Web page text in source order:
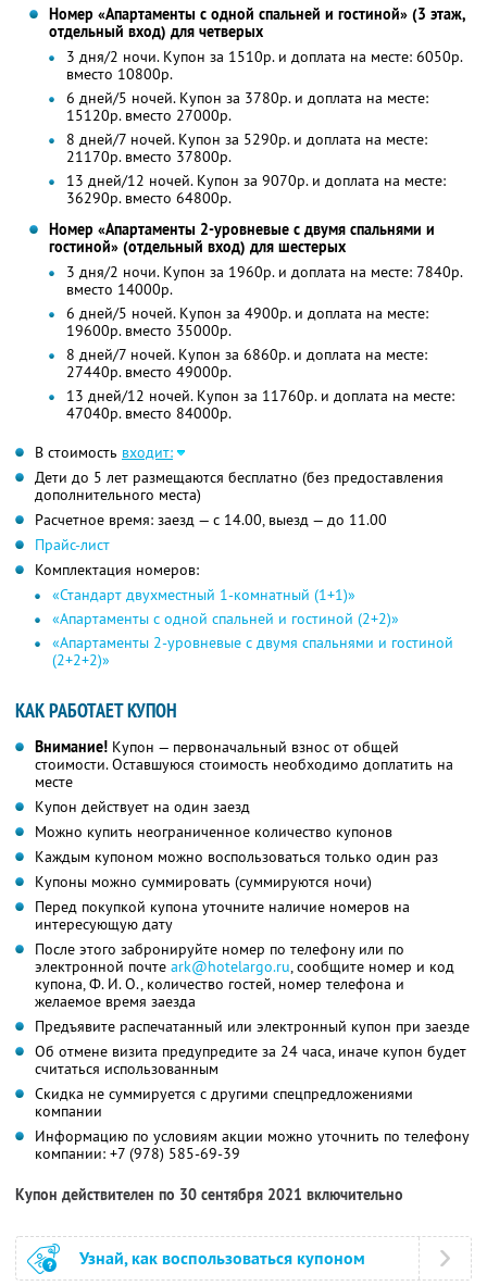
Номер «Апартаменты с одной спальней и гостиной» (3 этаж,
отдельный вход) для четверых
3 дня/2 ночи. Купон за 1510р. и доплата на месте: 6050р.
вместо 10800р.
6 дней/5 ночей. Купон за 3780р. и доплата на месте:
15120р. вместо 27000р.
8 дней/7 ночей. Купон за 5290р. и доплата на месте:
21170р. вместо 37800р.
13 дней/12 ночей. Купон за 9070р. и доплата на месте:
36290р. вместо 64800р.
Номер «Апартаменты 2-уровневые с двумя спальнями и
гостиной» (отдельный вход) для шестерых
3 дня/2 ночи. Купон за 1960р. и доплата на месте: 7840р.
вместо 14000р.
6 дней/5 ночей. Купон за 4900р. и доплата на месте:
19600р. вместо 35000р.
8 дней/7 ночей. Купон за 6860р. и доплата на месте:
27440р. вместо 49000р.
13 дней/12 ночей. Купон за 11760р. и доплата на месте:
47040р. вместо 84000р.
В стоимость входит:
Дети до 5 лет размещаются бесплатно (без предоставления
дополнительного места)
Расчетное время: заезд — с 14.00, выезд — до 11.00
Прайс-лист
Комплектация номеров:
«Стандарт двухместный 1-комнатный (1+1)»
«Апартаменты с одной спальней и гостиной (2+2)»
«Апартаменты 2-уровневые с двумя спальнями и гостиной
(2+2+2)»
КАК РАБОТАЕТ КУПОН
Внимание! Купон — первоначальный взнос от общей
стоимости. Оставшуюся стоимость необходимо доплатить на
месте
Купон действует на один заезд
Можно купить неограниченное количество купонов
Каждым купоном можно воспользоваться только один раз
Купоны можно суммировать (суммируются ночи)
Перед покупкой купона уточните наличие номеров на
интересующую дату
После этого забронируйте номер по телефону или по
электронной почте ark@hotelargo.ru, сообщите номер и код
купона, Ф. И. О., количество гостей, номер телефона и
желаемое время заезда
Предъявите распечатанный или электронный купон при заезде
Об отмене визита предупредите за 24 часа, иначе купон будет
считаться использованным
Скидка не суммируется с другими спецпредложениями
компании
Информацию по условиям акции можно уточнить по телефону
компании: +7 (978) 585-69-39
Купон действителен по 30 сентября 2021 включительно
Узнай, как воспользоваться купоном